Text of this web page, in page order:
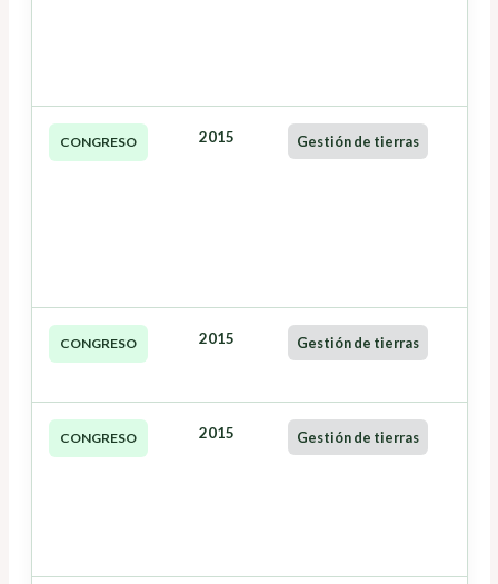
CONGRESO 2015 Gestión de tierras
CONGRESO 2015 Gestión de tierras
CONGRESO 2015 Gestión de tierras